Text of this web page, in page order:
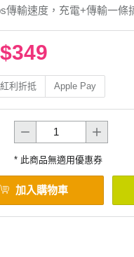
傳輸速度，充電+傳輸一條
$349
利折抵 Apple Pay
* 此商品無適用優惠券
加入購物車